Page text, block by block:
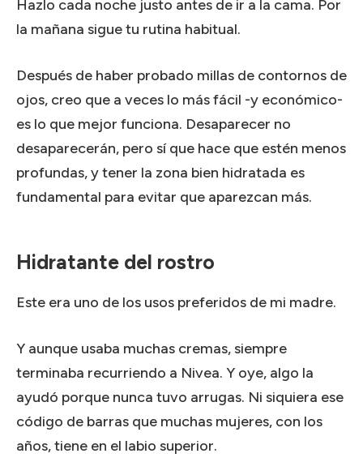
Hazlo cada noche justo antes de ir a la cama. Por
la mañana sigue tu rutina habitual.
Después de haber probado millas de contornos de
ojos, creo que a veces lo más fácil -y económico-
es lo que mejor funciona. Desaparecer no
desaparecerán, pero sí que hace que estén menos
profundas, y tener la zona bien hidratada es
fundamental para evitar que aparezcan más.
Hidratante del rostro
Este era uno de los usos preferidos de mi madre.
Y aunque usaba muchas cremas, siempre
terminaba recurriendo a Nivea. Y oye, algo la
ayudó porque nunca tuvo arrugas. Ni siquiera ese
código de barras que muchas mujeres, con los
años, tiene en el labio superior.